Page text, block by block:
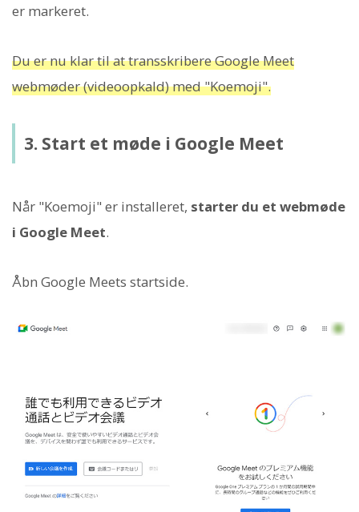
er markeret.
Du er nu klar til at transskribere Google Meet
webmøder (videoopkald) med "Koemoji".
3. Start et møde i Google Meet
Når "Koemoji" er installeret, starter du et webmøde
i Google Meet.
Åbn Google Meets startside.